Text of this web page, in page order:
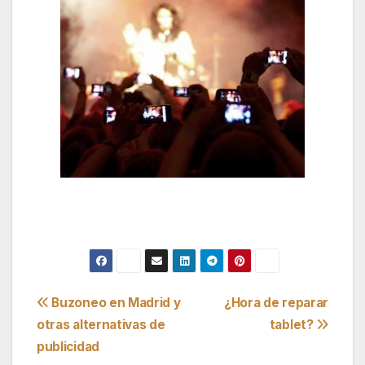
Navegación
de
¿Hora de reparar
tablet?
Buzoneo en Madrid y
otras alternativas de
publicidad